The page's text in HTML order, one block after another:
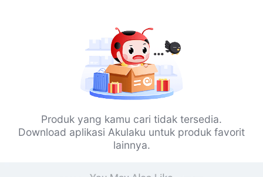
Produk yang kamu cari tidak tersedia.
Download aplikasi Akulaku untuk produk favorit
lainnya.